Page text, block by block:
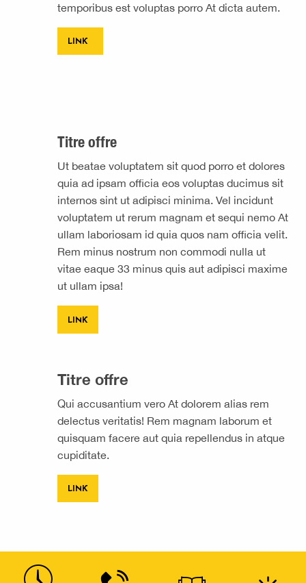
temporibus est voluptas porro At dicta autem.
LINK
Titre offre
Ut beatae voluptatem sit quod porro et dolores
quia ad ipsam officia eos voluptas ducimus sit
internos sint ut adipisci minima. Vel incidunt
voluptatem ut rerum magnam et sequi nemo At
ullam laboriosam id quia quos nam officia velit.
Rem minus nostrum non commodi nulla ut
vitae eaque 33 minus quis aut adipisci maxime
ut ullam ipsa!
LINK
Titre offre
Qui accusantium vero At dolorem alias rem
delectus veritatis! Rem magnam laborum et
quisquam facere aut quia repellendus in atque
cupiditate.
LINK